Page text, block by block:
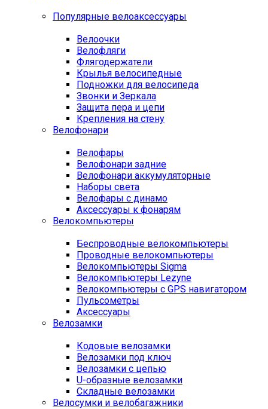
Популярные велоаксессуары
Велоочки
Велофляги
Флягодержатели
Крылья велосипедные
Подножки для велосипеда
Звонки и Зеркала
Защита пера и цепи
Крепления на стену
Велофонари
Велофары
Велофонари задние
Велофонари аккумуляторные
Наборы света
Велофары с динамо
Аксессуары к фонарям
Велокомпьютеры
Беспроводные велокомпьютеры
Проводные велокомпьютеры
Велокомпьютеры Sigma
Велокомпьютеры Lezyne
Велокомпьютеры с GPS навигатором
Пульсометры
Аксессуары
Велозамки
Кодовые велозамки
Велозамки под ключ
Велозамки с цепью
U-образные велозамки
Складные велозамки
Велосумки и велобагажники